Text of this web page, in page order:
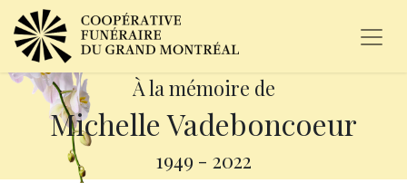
À la mémoire de
Michelle Vadeboncoeur
1949 - 2022